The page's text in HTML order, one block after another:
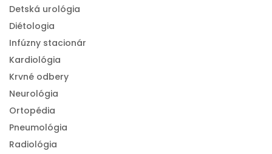
Detská urológia
Diétologia
Infúzny stacionár
Kardiológia
Krvné odbery
Neurológia
Ortopédia
Pneumológia
Radiológia